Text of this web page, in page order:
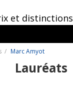
et distinctions
Marc Amyot
Lauréats